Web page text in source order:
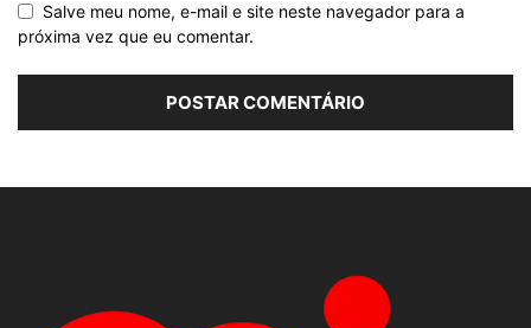
Salve meu nome, e-mail e site neste navegador para a
próxima vez que eu comentar.